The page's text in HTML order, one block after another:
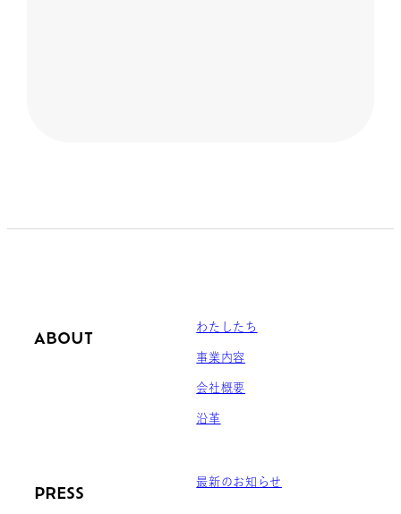
ABOUT
わたしたち
事業内容
会社概要
沿革
PRESS
最新のお知らせ